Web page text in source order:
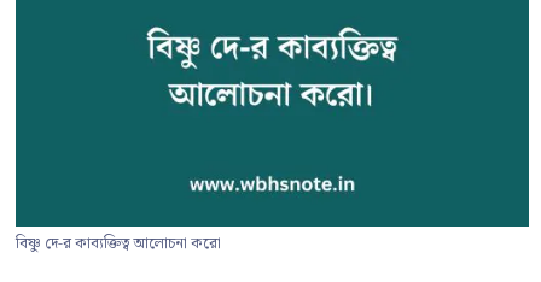
বিষ্ণু দে-র কাব্যক্তিত্ব আলোচনা করো